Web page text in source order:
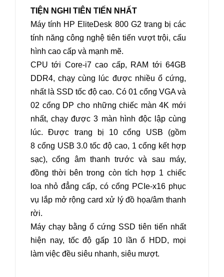
TIỆN NGHI TIÊN TIẾN NHẤT
Máy tính HP EliteDesk 800 G2 trang bị các
tính năng công nghệ tiên tiến vượt trội, cấu
hình cao cấp và mạnh mẽ.
CPU tới Core-i7 cao cấp, RAM tới 64GB
DDR4, chạy cùng lúc được nhiều ổ cứng,
nhất là SSD tốc độ cao. Có 01 cổng VGA và
02 cổng DP cho những chiếc màn 4K mới
nhất, chạy được 3 màn hình độc lập cùng
lúc. Được trang bị 10 cổng USB (gồm
8 cổng USB 3.0 tốc độ cao, 1 cổng kết hợp
sạc), cổng âm thanh trước và sau máy,
đồng thời bên trong còn tích hợp 1 chiếc
loa nhỏ đẳng cấp, có cổng PCIe-x16 phục
vụ lắp mở rộng card xử lý đồ họa/âm thanh
rời.
Máy chạy bằng ổ cứng SSD tiên tiến nhất
hiện nay, tốc độ gấp 10 lần ổ HDD, mọi
làm việc đều siêu nhanh, siêu mượt.